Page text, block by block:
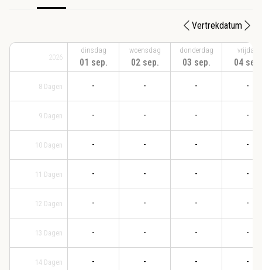
Vertrekdatum
2026
8 Dagen
9 Dagen
10 Dagen
11 Dagen
12 Dagen
13 Dagen
14 Dagen
dinsdag
01 sep.
-
-
-
-
-
-
-
woensdag
02 sep.
-
-
-
-
-
-
-
donderdag
03 sep.
-
-
-
-
-
-
-
vrijdag
04 sep.
-
-
-
-
-
-
-